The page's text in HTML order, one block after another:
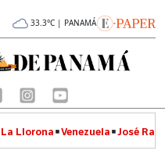
33.3°C | PANAMÁ
La Llorona Venezuela José